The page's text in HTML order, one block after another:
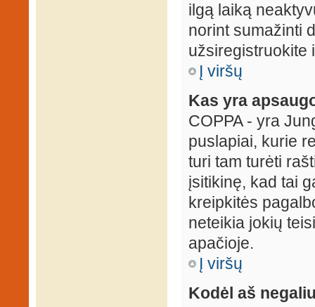
ilgą laiką
norint sumažinti
užsiregistruokite
Į viršų
Kas yra
COPPA - yra
puslapiai, kurie
turi tam turėti
įsitikinę, kad tai
kreipkitės
neteikia jokių
apačioje.
Į viršų
Kodėl aš